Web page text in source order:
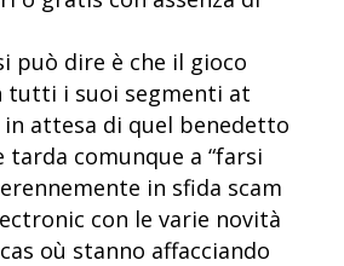
può dire è che il gioco
tutti i suoi segmenti at
attesa di quel benedetto
tarda comunque a “farsi
in sfida scam
con le varie novità
où stanno affacciando